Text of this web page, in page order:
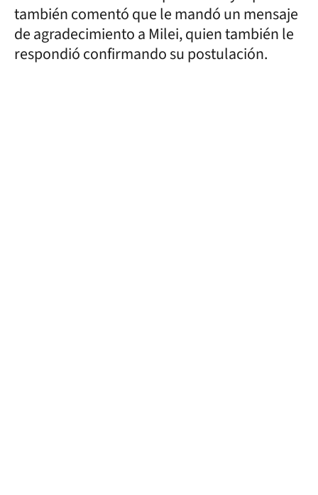
también comentó que le mandó un mensaje
de agradecimiento a Milei, quien también le
respondió confirmando su postulación.